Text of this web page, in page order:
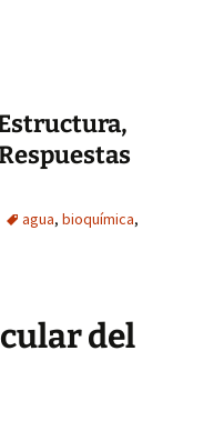
agua, bioquímica,
del